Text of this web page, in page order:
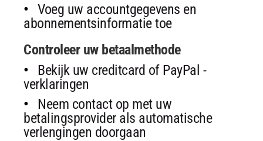
Voeg uw accountgegevens en
abonnementsinformatie toe
Controleer uw betaalmethode
Bekijk uw creditcard of PayPal -
verklaringen
Neem contact op met uw
betalingsprovider als automatische
verlengingen doorgaan